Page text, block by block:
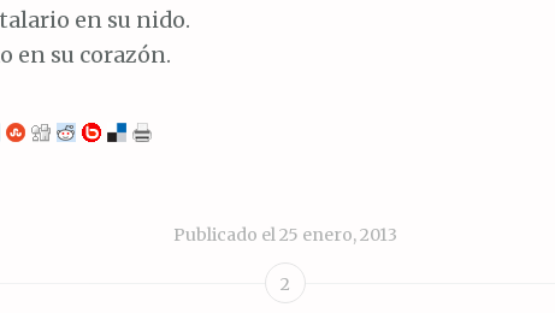
en su nido.
en su corazón.
Publicado el25 enero, 2013
2